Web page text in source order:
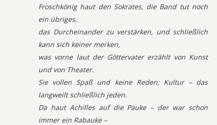
Froschkönig haut den Sokrates, die Band tut noch
ein übriges,
das Durcheinander zu verstärken, und schließlich
kann sich keiner merken,
was vorne laut der Göttervater erzählt von Kunst
und von Theater.
Sie vollen Spaß und keine Reden; Kultur – das
langweilt schließlich jeden.
Da haut Achilles auf die Pauke – der war schon
immer ein Rabauke –